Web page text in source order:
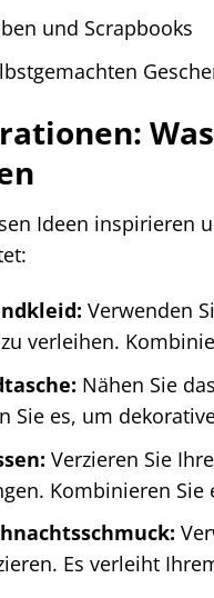
und Scrapbooks
Ideen inspirieren
Verwenden
verleihen.
Nähen Sie
Sie es, um
Verzieren Sie
Kombinieren
Es verleiht